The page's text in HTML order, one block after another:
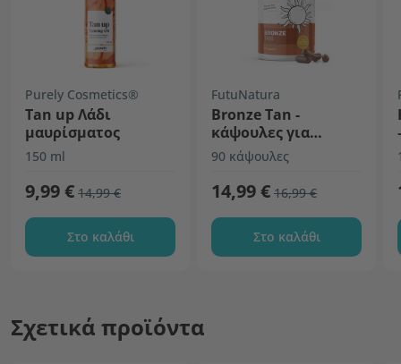
Purely Cosmetics®
Tan up Λάδι
μαυρίσματος
150 ml
9,99 € 14,99 €
Στο καλάθι
FutuNatura
Bronze Tan -
κάψουλες για
μαύρισμα
90 κάψουλες
14,99 € 16,99 €
Στο καλάθι
Σχετικά προϊόντα